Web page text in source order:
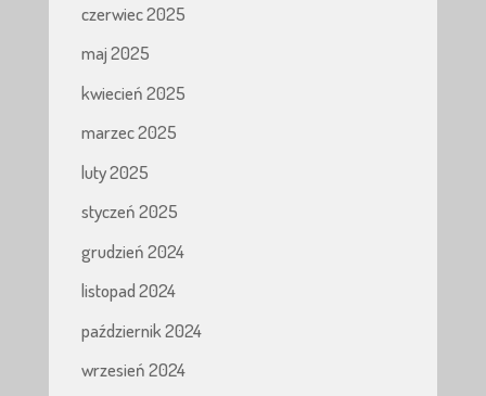
czerwiec 2025
maj 2025
kwiecień 2025
marzec 2025
luty 2025
styczeń 2025
grudzień 2024
listopad 2024
październik 2024
wrzesień 2024